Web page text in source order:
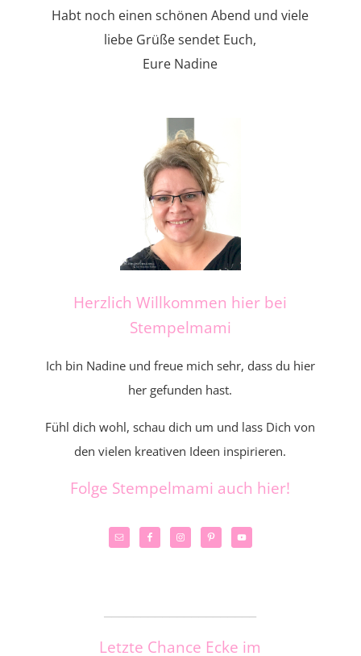
Habt noch einen schönen Abend und viele
liebe Grüße sendet Euch,
Eure Nadine
Herzlich Willkommen hier bei
Stempelmami
Ich bin Nadine und freue mich sehr, dass du hier
her gefunden hast.
Fühl dich wohl, schau dich um und lass Dich von
den vielen kreativen Ideen inspirieren.
Folge Stempelmami auch hier!
Letzte Chance Ecke im